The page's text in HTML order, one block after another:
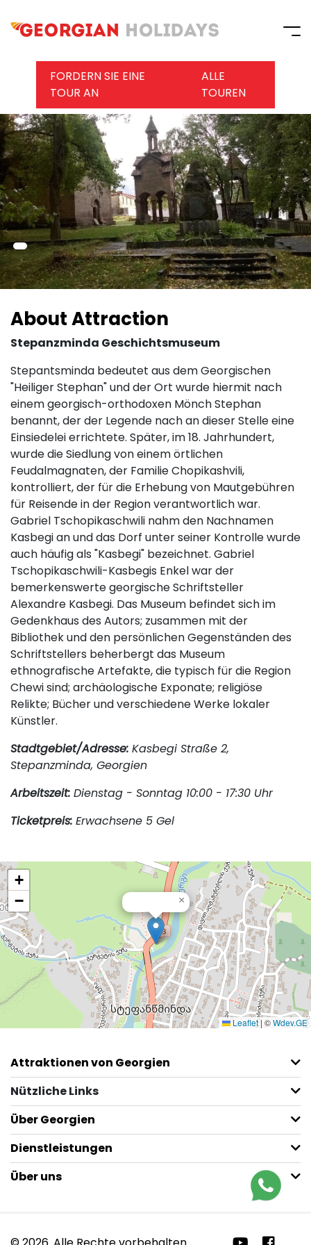
FORDERN SIE EINE
TOUR AN
ALLE
TOUREN
About Attraction
Stepanzminda Geschichtsmuseum
Stepantsminda bedeutet aus dem Georgischen
"Heiliger Stephan" und der Ort wurde hiermit nach
einem georgisch-orthodoxen Mönch Stephan
benannt, der der Legende nach an dieser Stelle eine
Einsiedelei errichtete. Später, im 18. Jahrhundert,
wurde die Siedlung von einem örtlichen
Feudalmagnaten, der Familie Chopikashvili,
kontrolliert, der für die Erhebung von Mautgebühren
für Reisende in der Region verantwortlich war.
Gabriel Tschopikaschwili nahm den Nachnamen
Kasbegi an und das Dorf unter seiner Kontrolle wurde
auch häufig als "Kasbegi" bezeichnet. Gabriel
Tschopikaschwili-Kasbegis Enkel war der
bemerkenswerte georgische Schriftsteller
Alexandre Kasbegi. Das Museum befindet sich im
Gedenkhaus des Autors; zusammen mit der
Bibliothek und den persönlichen Gegenständen des
Schriftstellers beherbergt das Museum
ethnografische Artefakte, die typisch für die Region
Chewi sind; archäologische Exponate; religiöse
Relikte; Bücher und verschiedene Werke lokaler
Künstler.
Stadtgebiet/Adresse: Kasbegi Straße 2,
Stepanzminda, Georgien
Arbeitszeit: Dienstag - Sonntag 10:00 - 17:30 Uhr
Ticketpreis: Erwachsene 5 Gel
×
+
−
Leaflet| ©Wdev.GE
Attraktionen von Georgien
Nützliche Links
Über Georgien
Dienstleistungen
Über uns